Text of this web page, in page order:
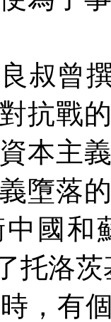
叔曾
抗戰
本主
墮落
國和
托洛
，有